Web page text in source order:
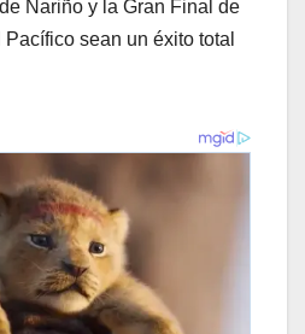
Nariño y la Gran Final de
sean un éxito total